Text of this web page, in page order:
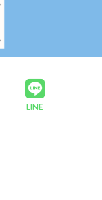
LINE